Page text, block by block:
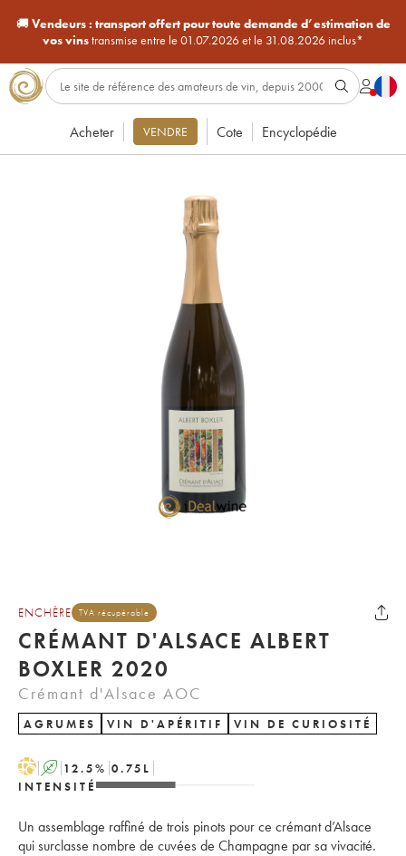
🚚Vendeurs : transport offert pour toute demande d’estimation de
vos vinstransmise entre le 01.07.2026 et le 31.08.2026 inclus*
Acheter VENDRE Cote Encyclopédie
ENCHÈRE TVA récupérable
CRÉMANT D'ALSACE ALBERT
BOXLER 2020
Crémant d'Alsace AOC
AGRUMES VIN D'APÉRITIF VIN DE CURIOSITÉ
H A 12.5% 0.75 L
INTENSITÉ
Un assemblage raffiné de trois pinots pour ce crémant d’Alsace
qui surclasse nombre de cuvées de Champagne par sa vivacité.